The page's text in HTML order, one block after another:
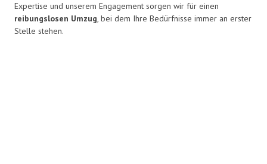
Expertise und unserem Engagement sorgen wir für einen
reibungslosen Umzug, bei dem Ihre Bedürfnisse immer an erster
Stelle stehen.